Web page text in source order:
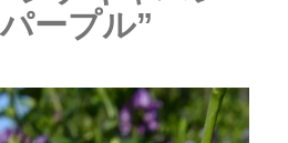
ープル”